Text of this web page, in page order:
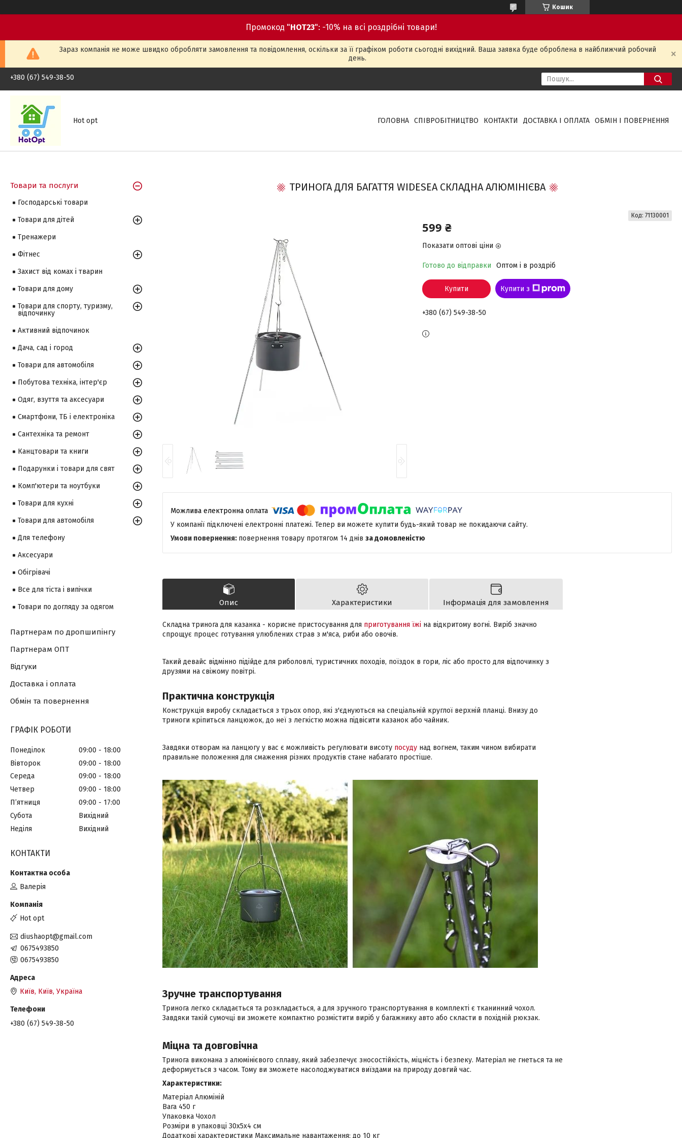
Кошик
Промокод "HOT23": -10% на всі роздрібні товари!
Зараз компанія не може швидко обробляти замовлення та повідомлення, оскільки за її графіком роботи сьогодні вихідний. Ваша заявка буде оброблена в найближчий робочий
день.
+380 (67) 549-38-50
Hot opt ГОЛОВНА СПІВРОБІТНИЦТВО КОНТАКТИ ДОСТАВКА І ОПЛАТА ОБМІН І ПОВЕРНЕННЯ
ТРИНОГА ДЛЯ БАГАТТЯ WIDESEA СКЛАДНА АЛЮМІНІЄВА
599 ₴
Показати оптові ціни
Готово до відправки Оптом і в роздріб
Код: 71130001
Купити Купити з
+380 (67) 549-38-50
У компанії підключені електронні платежі. Тепер ви можете купити будь-який товар не покидаючи сайту.
повернення товару протягом 14 днів за домовленістю
Опис Характеристики Інформація для замовлення
Складна тринога для казанка - корисне пристосування для приготування їжі на відкритому вогні. Виріб значно
спрощує процес готування улюблених страв з м'яса, риби або овочів.
Такий девайс відмінно підійде для риболовлі, туристичних походів, поїздок в гори, ліс або просто для відпочинку з
друзями на свіжому повітрі.
Практична конструкція
Конструкція виробу складається з трьох опор, які з'єднуються на спеціальній круглої верхній планці. Внизу до
триноги кріпиться ланцюжок, до неї з легкістю можна підвісити казанок або чайник.
Завдяки отворам на ланцюгу у вас є можливість регулювати висоту посуду над вогнем, таким чином вибирати
правильне положення для смаження різних продуктів стане набагато простіше.
Зручне транспортування
Тринога легко складається та розкладається, а для зручного транспортування в комплекті є тканинний чохол.
Завдяки такій сумочці ви зможете компактно розмістити виріб у багажнику авто або скласти в похідній рюкзак.
Міцна та довговічна
Тринога виконана з алюмінієвого сплаву, який забезпечує зносостійкість, міцність і безпеку. Матеріал не гнеться та не
деформується з часом. Тому ви зможете насолоджуватися виїздами на природу довгий час.
Характеристики:
Матеріал Алюміній
Вага 450 г
Упаковка Чохол
Розміри в упаковці 30х5х4 см
Додаткові характеристики Максимальне навантаження: до 10 кг
Товари та послуги
Господарські товари
Товари для дітей
Тренажери
Фітнес
Захист від комах і тварин
Товари для дому
Товари для спорту, туризму,
відпочинку
Активний відпочинок
Дача, сад і город
Товари для автомобіля
Побутова техніка, інтер'єр
Одяг, взуття та аксесуари
Смартфони, ТБ і електроніка
Сантехніка та ремонт
Канцтовари та книги
Подарунки і товари для свят
Комп'ютери та ноутбуки
Товари для кухні
Товари для автомобіля
Для телефону
Аксесуари
Обігрівачі
Все для тіста і випічки
Товари по догляду за одягом
Партнерам по дропшипінгу
Партнерам ОПТ
Відгуки
Доставка і оплата
Обмін та повернення
ГРАФІК РОБОТИ
Понеділок 09:00
18:00
Вівторок
09:00
18:00
Середа
09:00
18:00
Четвер
09:00
18:00
Пʼятниця
09:00
17:00
Субота
Вихідний
Неділя
Вихідний
КОНТАКТИ
Валерія
Hot opt
diushaopt@gmail.com
0675493850
0675493850
Київ, Київ, Україна
+380 (67) 549-38-50